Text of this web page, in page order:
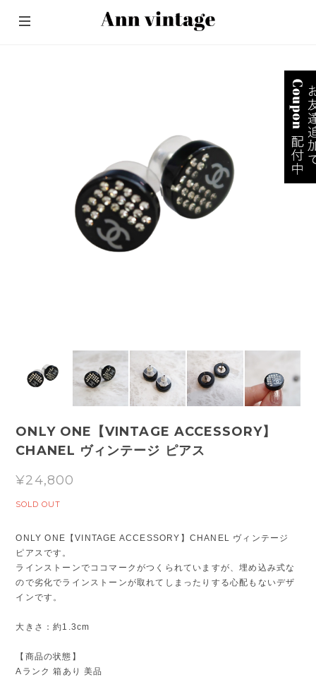
ONLY ONE【VINTAGE ACCESSORY】
CHANEL ヴィンテージ ピアス
¥24,800
SOLD OUT
ONLY ONE【VINTAGE ACCESSORY】CHANEL ヴィンテージ
ピアスです。
ラインストーンでココマークがつくられていますが、埋め込み式な
ので劣化でラインストーンが取れてしまったりする心配もないデザ
インです。
大きさ：約1.3cm
【商品の状態】
Aランク 箱あり 美品